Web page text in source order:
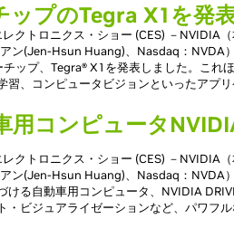
ップのTegra X1を発
クトロニクス・ショー (CES) －NVIDIA（
ン(Jen-Hsun Huang)、Nasdaq：NVDA
ップ、Tegra® X1を発表しました。これ
、コンピュータビジョンといったアプ
用コンピュータ
クトロニクス・ショー (CES) －NVIDIA（
ン(Jen-Hsun Huang)、Nasdaq：NVDA
る自動車用コンピュータ、NVIDIA
ビジュアライゼーションなど、パワフ